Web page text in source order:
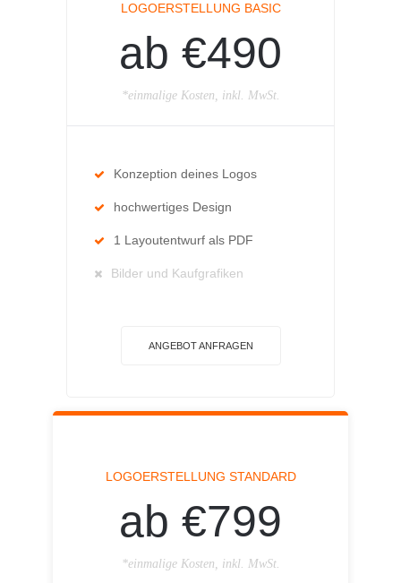
LOGOERSTELLUNG BASIC
ab €490
*einmalige Kosten, inkl. MwSt.
Konzeption deines Logos
hochwertiges Design
1 Layoutentwurf als PDF
Bilder und Kaufgrafiken
ANGEBOT ANFRAGEN
LOGOERSTELLUNG STANDARD
ab €799
*einmalige Kosten, inkl. MwSt.